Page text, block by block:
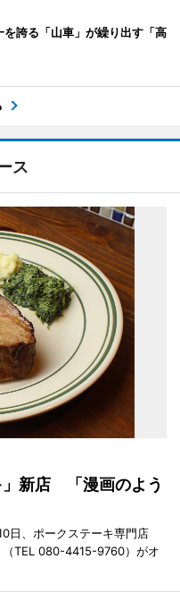
を誇る「山車」が繰り出す「高
ス
」新店 「漫画のよう
日、ポークステーキ専門店
（TEL 080-4415-9760）がオ